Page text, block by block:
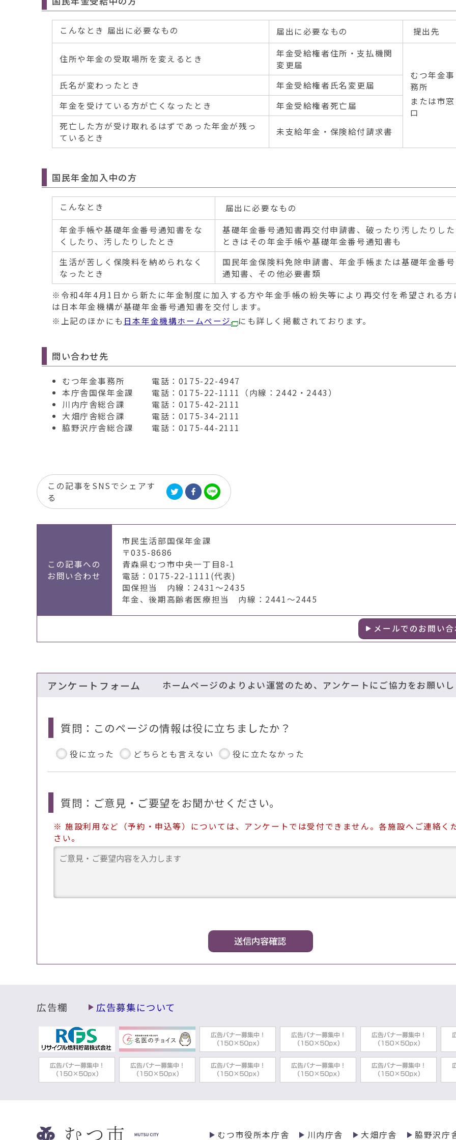
こんなとき 届出に必要なもの 届出に必要なもの 提出先
住所や年金の受取場所を変えるとき
年金受給権者住所・支払機関
変更届
むつ年金事
務所
または市窓
口
氏名が変わったとき
年金受給権者氏名変更届
年金を受けている方が亡くなったとき
年金受給権者死亡届
死亡した方が受け取れるはずであった年金が残っ
ているとき
未支給年金・保険給付請求書
国民年金加入中の方
こんなとき
届出に必要なもの
年金手帳や基礎年金番号通知書をな
くしたり、汚したりしたとき
基礎年金番号通知書再交付申請書、破ったり汚したりした
ときはその年金手帳や基礎年金番号通知書も
生活が苦しく保険料を納められなく
なったとき
国民年金保険料免除申請書、年金手帳または基礎年金番号
通知書、その他必要書類
※令和4年4月1日から新たに年金制度に加入する方や年金手帳の紛失等により再交付を希望される方
は日本年金機構が基礎年金番号通知書を交付します。
※上記のほかにも 日本年金機構ホームページ にも詳しく掲載されております。
問い合わせ先
むつ年金事務所 電話：0175-22-4947
本庁舎国保年金課 電話：0175-22-1111（内線：2442・2443）
川内庁舎総合課 電話：0175-42-2111
大畑庁舎総合課 電話：0175-34-2111
脇野沢庁舎総合課 電話：0175-44-2111
この記事をSNSでシェアす
る
この記事への
お問い合わせ
市民生活部国保年金課
〒035-8686
青森県むつ市中央一丁目8-1
電話：0175-22-1111(代表)
国保担当 内線：2431～2435
年金、後期高齢者医療担当 内線：2441～2445
メールでのお問い
アンケートフォーム ホームページのよりよい運営のため、アンケートにご協力をお願い
質問：このページの情報は役に立ちましたか？
役に立った どちらとも言えない 役に立たなかった
質問：ご意見・ご要望をお聞かせください。
※ 施設利用など（予約・申込等）については、アンケートでは受付できません。各施設へご連絡く
さい。
広告欄 広告募集について
むつ市役所本庁舎 川内庁舎 大畑庁舎 脇野沢庁